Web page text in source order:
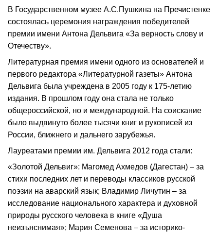
В Государственном музее А.С.Пушкина на Пречистенке
состоялась церемония награждения победителей
премии имени Антона Дельвига «За верность слову и
Отечеству».
Литературная премия имени одного из основателей и
первого редактора «Литературной газеты» Антона
Дельвига была учреждена в 2005 году к 175-летию
издания. В прошлом году она стала не только
общероссийской, но и международной. На соискание
было выдвинуто более тысячи книг и рукописей из
России, ближнего и дальнего зарубежья.
Лауреатами премии им. Дельвига 2012 года стали:
«Золотой Дельвиг»: Магомед Ахмедов (Дагестан) – за
стихи последних лет и переводы классиков русской
поэзии на аварский язык; Владимир Личутин – за
исследование национального характера и духовной
природы русского человека в книге «Душа
неизъяснимая»; Мария Семенова – за историко-